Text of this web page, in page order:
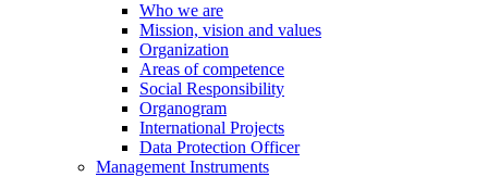
Who we are
Mission, vision and values
Organization
Areas of competence
Social Responsibility
Organogram
International Projects
Data Protection Officer
Management Instruments